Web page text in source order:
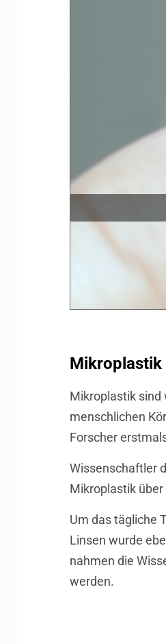
Mikroplastik
Mikroplastik sind
menschlichen
Forscher
Wissenschaftler
Mikroplastik
Um das tägliche
Linsen wurde
nahmen die
werden.